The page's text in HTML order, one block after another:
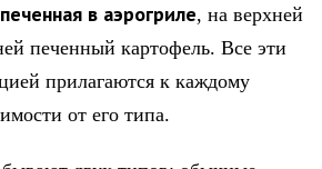
в аэрогриле, на верхней
печенный картофель. Все эти
прилагаются к каждому
от его типа.